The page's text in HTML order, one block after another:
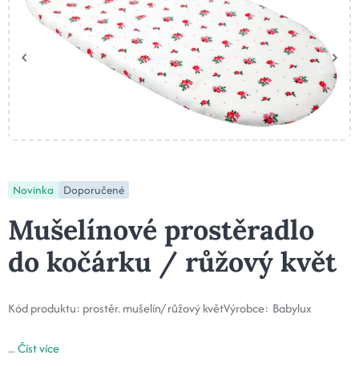
Novinka Doporučené
Mušelínové prostěradlo
do kočárku / růžový květ
Kód produktu: prostěr. mušelín/ růžový květVýrobce: Babylux
...Číst více